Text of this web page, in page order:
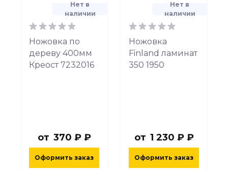
Нет в
наличии
Ножовка по
дереву 400мм
Креост 7232016
от 370 ₽ ₽
Оформить заказ
Нет в
наличии
Ножовка
Finland ламинат
350 1950
от 1 230 ₽ ₽
Оформить заказ